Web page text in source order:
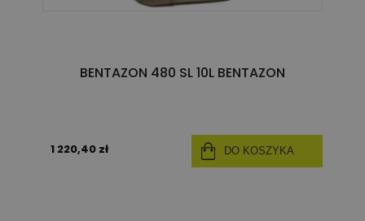
BENTAZON 480 SL 10L BENTAZON
1 220,40 zł DO KOSZYKA